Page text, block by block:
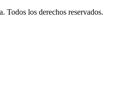
los derechos reservados.